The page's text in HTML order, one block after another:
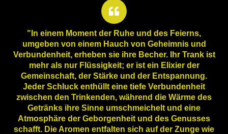
"In einem Moment der Ruhe und des Feierns,
umgeben von einem Hauch von Geheimnis und
Verbundenheit, erheben sie ihre Becher. Ihr Trank ist
mehr als nur Flüssigkeit; er ist ein Elixier der
Gemeinschaft, der Stärke und der Entspannung.
Jeder Schluck enthüllt eine tiefe Verbundenheit
zwischen den Trinkenden, während die Wärme des
Getränks ihre Sinne umschmeichelt und eine
Atmosphäre der Geborgenheit und des Genusses
schafft. Die Aromen entfalten sich auf der Zunge wie